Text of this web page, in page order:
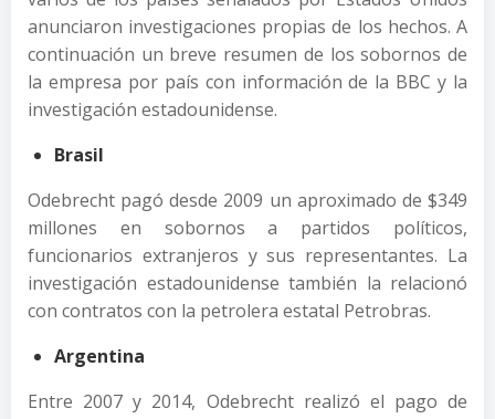
anunciaron investigaciones propias de los hechos. A
continuación un breve resumen de los sobornos de
la empresa por país con información de la BBC y la
investigación estadounidense.
Brasil
Odebrecht pagó desde 2009 un aproximado de $349
millones
en sobornos a partidos políticos,
funcionarios extranjeros y sus representantes. La
investigación estadounidense también la relacionó
con contratos con la petrolera estatal Petrobras.
Argentina
Entre 2007 y 2014, Odebrecht realizó el pago de